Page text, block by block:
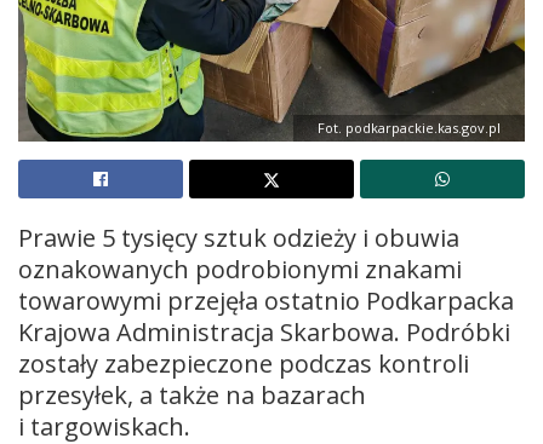
Fot. podkarpackie.kas.gov.pl
Prawie 5 tysięcy sztuk odzieży i obuwia
oznakowanych podrobionymi znakami
towarowymi przejęła ostatnio Podkarpacka
Krajowa Administracja Skarbowa. Podróbki
zostały zabezpieczone podczas kontroli
przesyłek, a także na bazarach
i targowiskach.